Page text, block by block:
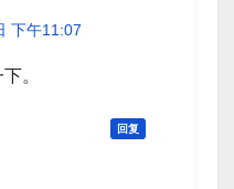
下午11:07
。
回复